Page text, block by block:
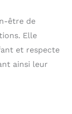
être de
Elle
et respecte
ainsi leur